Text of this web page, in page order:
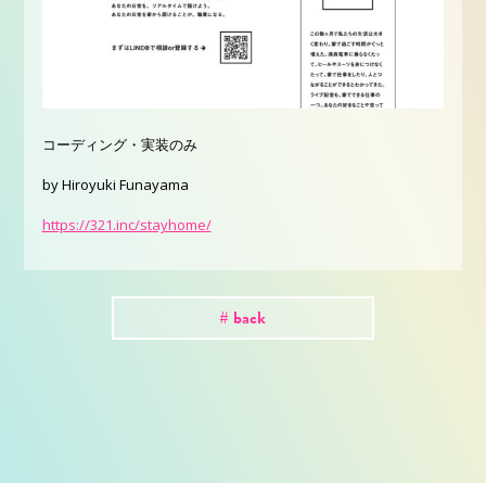
コーディング・実装のみ
by Hiroyuki Funayama
https://321.inc/stayhome/
# back